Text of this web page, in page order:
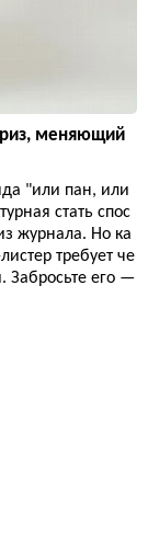
меняющий
"или пан, или
стать спос
журнала. Но ка
требует че
Забросьте его —